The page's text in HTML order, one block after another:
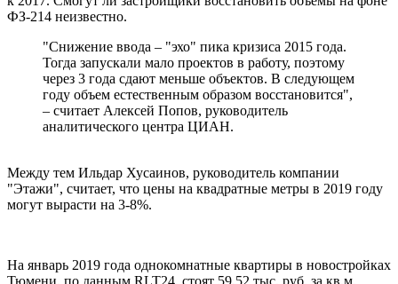
ФЗ-214 неизвестно.
"Снижение ввода – "эхо" пика кризиса 2015 года.
Тогда запускали мало проектов в работу, поэтому
через 3 года сдают меньше объектов. В следующем
году объем естественным образом восстановится",
– считает Алексей Попов, руководитель
аналитического центра ЦИАН.
Между тем Ильдар Хусаинов, руководитель компании
"Этажи", считает, что цены на квадратные метры в 2019 году
могут вырасти на 3-8%.
На январь 2019 года однокомнатные квартиры в новостройках
Тюмени, по данным RLT24, стоят 59,52 тыс. руб. за кв.м,